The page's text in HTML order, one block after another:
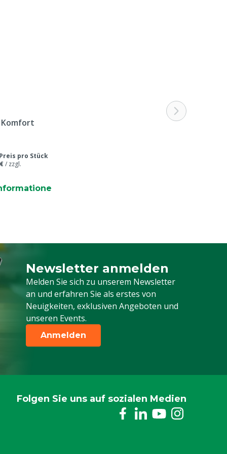
Komfort
Preis pro Stück
/ zzgl.
Newsletter anmelden
Melden Sie sich zu unserem Newsletter
an und erfahren Sie als erstes von
Neuigkeiten, exklusiven Angeboten und
unseren Events.
Melden Sie sich für unseren Newsletter
Anmelden
Folgen Sie uns auf sozialen Medien